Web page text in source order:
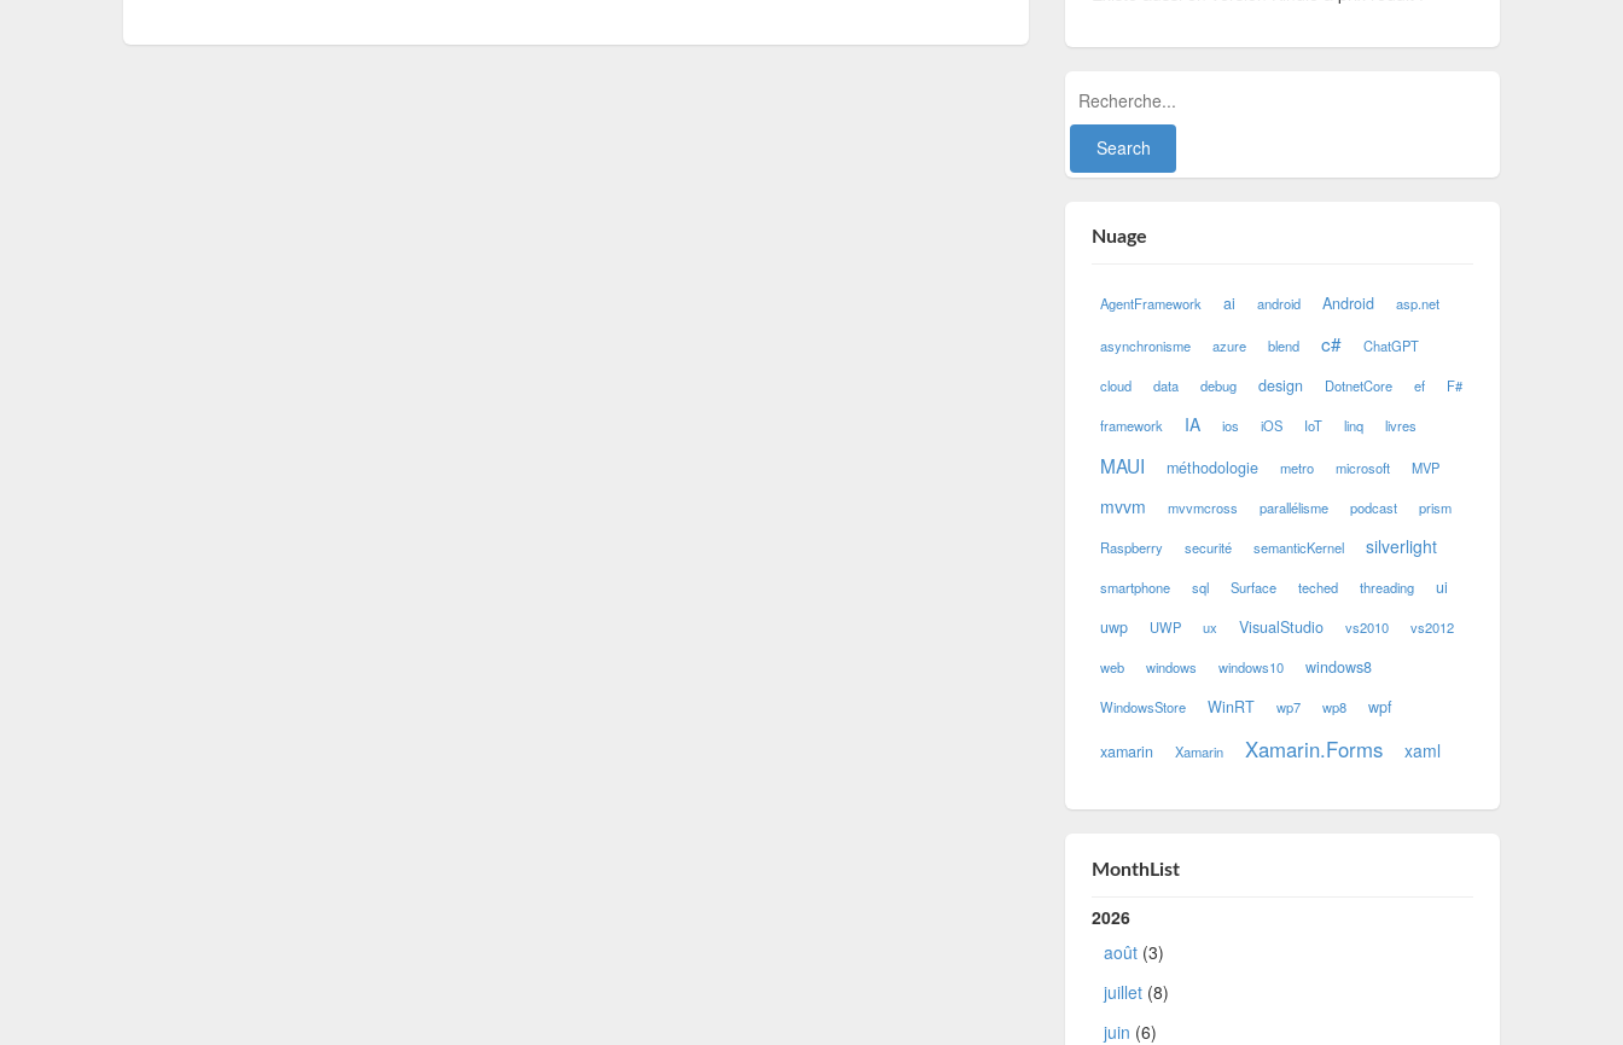
Nuage
AgentFramework ai android Android asp.net
asynchronisme azure blend c# ChatGPT
cloud data debug design DotnetCore ef F#
framework IA ios iOS IoT linq livres
MAUI méthodologie metro microsoft MVP
mvvm mvvmcross parallélisme podcast prism
Raspberry securité semanticKernel silverlight
smartphone sql Surface teched threading
ui
uwp
UWP ux VisualStudio vs2010 vs2012
web windows windows10 windows8
WindowsStore WinRT wp7 wp8 wpf
xamarin Xamarin Xamarin.Forms xaml
MonthList
2026
août(3)
juillet(8)
juin (6)